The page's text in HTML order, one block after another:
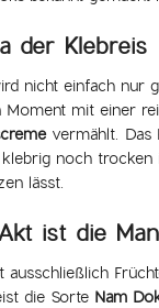
der Klebreis
nicht einfach nur
mit einer
vermählt. Das
noch trocken
lässt.
ist die
ausschließlich
die Sorte Nam